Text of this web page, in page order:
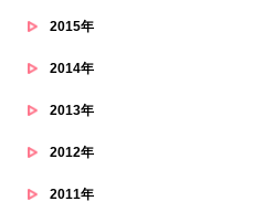
2015年
2014年
2013年
2012年
2011年